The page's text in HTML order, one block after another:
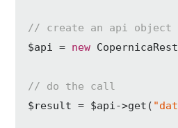
// create an api object
$api = new
// do the call
$result = $api->get(